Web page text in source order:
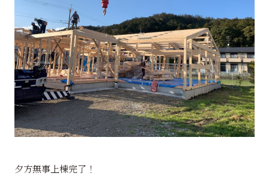
夕方無事上棟完了！